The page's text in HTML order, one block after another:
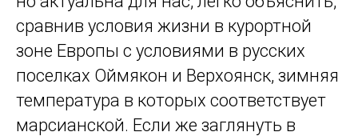
сравнив условия жизни в курортной
зоне Европы с условиями в русских
поселках Оймякон и Верхоянск, зимняя
температура в которых соответствует
марсианской. Если же заглянуть в